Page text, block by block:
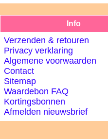
Info
Verzenden & retouren
Privacy verklaring
Algemene voorwaarden
Contact
Sitemap
Waardebon FAQ
Kortingsbonnen
Afmelden nieuwsbrief